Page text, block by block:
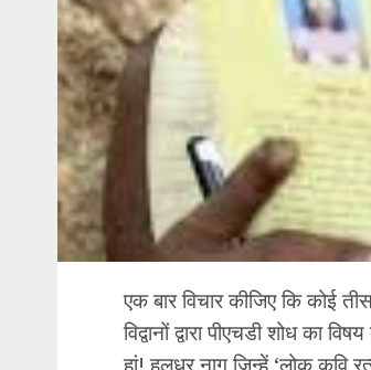
एक बार विचार कीजिए कि कोई
विद्वानों द्वारा पीएचडी शोध
हां! हलधर नाग जिन्हें ‘लोक कवि